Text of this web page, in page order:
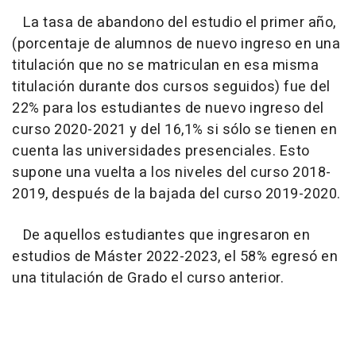
La tasa de abandono del estudio el primer año,
(porcentaje de alumnos de nuevo ingreso en una
titulación que no se matriculan en esa misma
titulación durante dos cursos seguidos) fue del
22% para los estudiantes de nuevo ingreso del
curso 2020-2021 y del 16,1% si sólo se tienen en
cuenta las universidades presenciales. Esto
supone una vuelta a los niveles del curso 2018-
2019, después de la bajada del curso 2019-2020.
De aquellos estudiantes que ingresaron en
estudios de Máster 2022-2023, el 58% egresó en
una titulación de Grado el curso anterior.